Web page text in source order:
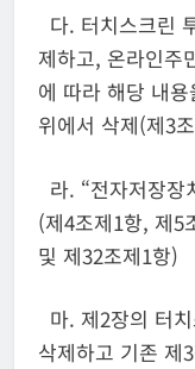
다. 터치스크린
제하고, 온라인주
에 따라 해당 내
위에서 삭제(제3
라. “전자저장장
(제4조제1항, 제5
및 제32조제1항)
마. 제2장의 터
삭제하고 기존 제